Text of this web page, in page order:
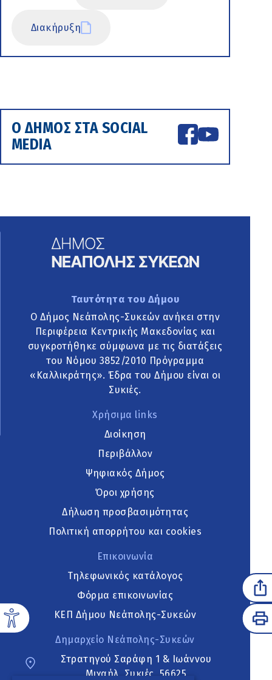
Διακήρυξη
Ο ΔΗΜΟΣ ΣΤΑ SOCIAL
MEDIA
Ταυτότητα του Δήμου
Ο Δήμος Νεάπολης-Συκεών ανήκει στην
Περιφέρεια Κεντρικής Μακεδονίας και
συγκροτήθηκε σύμφωνα με τις διατάξεις
του Νόμου 3852/2010 Πρόγραμμα
«Καλλικράτης». Έδρα του Δήμου είναι οι
Συκιές.
Χρήσιμα links
Διοίκηση
Περιβάλλον
Ψηφιακός Δήμος
Όροι χρήσης
Δήλωση προσβασιμότητας
Πολιτική απορρήτου και cookies
Επικοινωνία
Τηλεφωνικός κατάλογος
Φόρμα επικοινωνίας
ΚΕΠ Δήμου Νεάπολης-Συκεών
Δημαρχείο Νεάπολης-Συκεών
Στρατηγού Σαράφη 1 & Ιωάννου
Μιχαήλ, Συκιές, 56625